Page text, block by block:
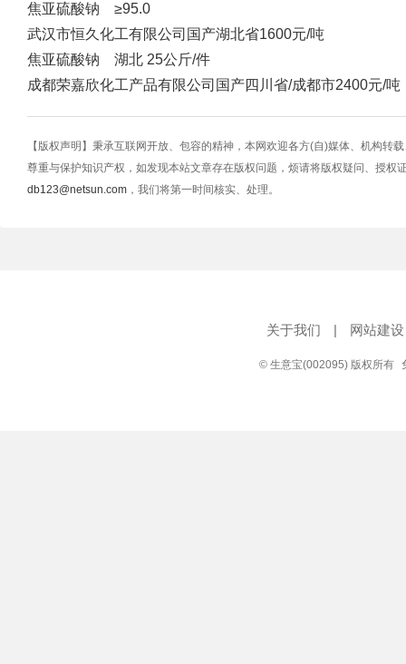
焦亚硫酸钠 ≥95.0
武汉市恒久化工有限公司 国产湖北省1600元/吨
焦亚硫酸钠 湖北 25公斤/件
成都荣嘉欣化工产品有限公司 国产四川省/成都市2400元/吨
【版权声明】秉承互联网开放、包容的精神，本网欢迎各方(自)媒体、机构转
尊重与保护知识产权，如发现本站文章存在版权问题，烦请将版权疑问、授权
db123@netsun.com ，我们将第一时间核实、处理。
关于我们 | 网站建设
© 生意宝(002095) 版权所有